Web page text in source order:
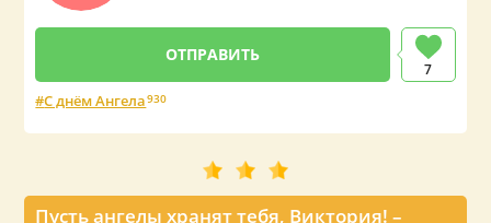
7
С днём Ангела930
Пусть ангелы хранят тебя, Виктория! –